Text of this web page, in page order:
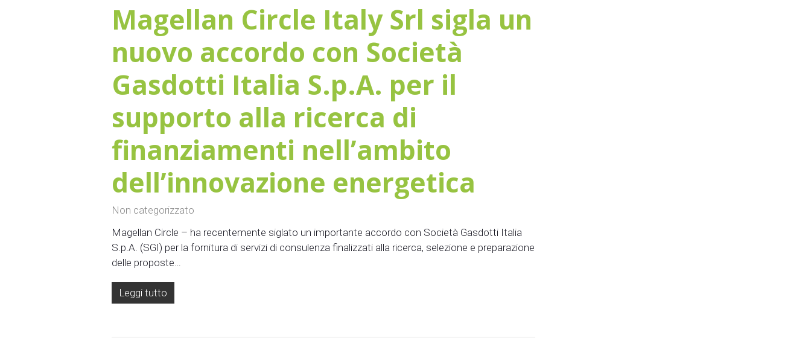
Magellan Circle Italy Srl sigla un
nuovo accordo con Società
Gasdotti Italia S.p.A. per il
supporto alla ricerca di
finanziamenti nell’ambito
dell’innovazione energetica
Non categorizzato
Magellan Circle – ha recentemente siglato un importante accordo con Società Gasdotti Italia
S.p.A. (SGI) per la fornitura di servizi di consulenza finalizzati alla ricerca, selezione e preparazione
delle proposte…
Leggi tutto